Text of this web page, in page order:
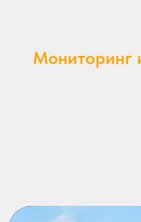
Мониторинг